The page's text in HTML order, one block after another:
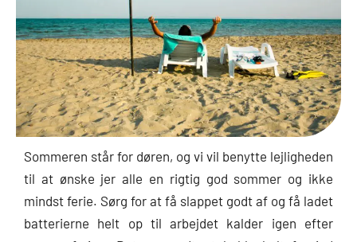
Sommeren står for døren, og vi vil benytte lejligheden
til at ønske jer alle en rigtig god sommer og ikke
mindst ferie. Sørg for at få slappet godt af og få ladet
batterierne helt op til arbejdet kalder igen efter